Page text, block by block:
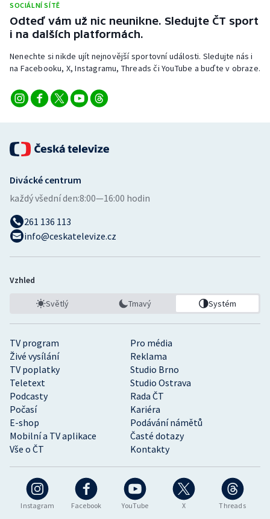
Triatlon
Vodní slalom
Volejbal
SOCIÁLNÍ SÍTĚ
Odteď vám už nic neunikne. Sledujte ČT sport
i na dalších platformách.
Nenechte si nikde ujít nejnovější sportovní události. Sledujte nás i
na Facebooku, X, Instagramu, Threads či YouTube a buďte v obraze.
Instagram Facebook YouTube X Threads
TV program
Pro média
Živé vysílání
Reklama
TV poplatky
Studio Brno
Teletext
Studio Ostrava
Podcasty
Rada ČT
Počasí
Kariéra
E-shop
Podávání námětů
Mobilní a TV aplikace
Časté dotazy
Vše o ČT
Kontakty
Divácké centrum
každý všední den:8:00—16:00 hodin
261 136 113
info@ceskatelevize.cz
Vzhled
Světlý Tmavý Systém